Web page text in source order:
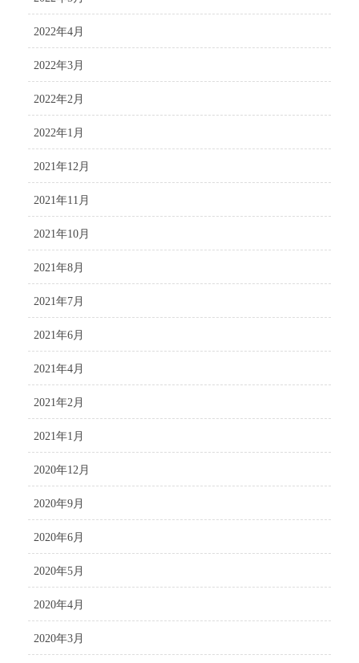
2022年4月
2022年3月
2022年2月
2022年1月
2021年12月
2021年11月
2021年10月
2021年8月
2021年7月
2021年6月
2021年4月
2021年2月
2021年1月
2020年12月
2020年9月
2020年6月
2020年5月
2020年4月
2020年3月